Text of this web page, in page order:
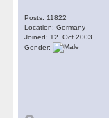
Posts: 11822
Location: Germany
Joined: 12. Oct 2003
Gender: